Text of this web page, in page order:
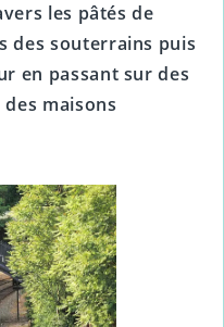
les pâtés de
des souterrains puis
en passant sur des
maisons